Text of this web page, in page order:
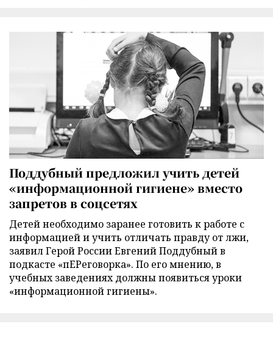
Поддубный предложил учить детей
«информационной гигиене» вместо
запретов в соцсетях
Детей необходимо заранее готовить к работе с
информацией и учить отличать правду от лжи,
заявил Герой России Евгений Поддубный в
подкасте «пЕРеговорка». По его мнению, в
учебных заведениях должны появиться уроки
«информационной гигиены».